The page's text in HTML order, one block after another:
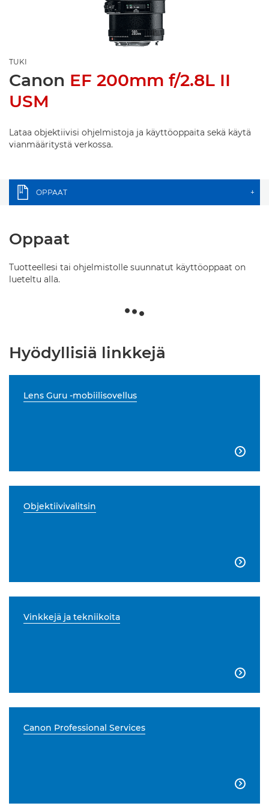
TUKI
Canon EF 200mm f/2.8L II
USM
Lataa objektiivisi ohjelmistoja ja käyttöoppaita sekä käytä
vianmääritystä verkossa.
OPPAAT +
Oppaat
Tuotteellesi tai ohjelmistolle suunnatut käyttöoppaat on
lueteltu alla.
Hyödyllisiä linkkejä
Lens Guru -mobiilisovellus

Objektiivivalitsin

Vinkkejä ja tekniikoita

Canon Professional Services
